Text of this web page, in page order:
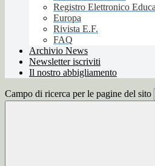
Registro Elettronico
Europa
Rivista E.F.
FAQ
Archivio News
Newsletter iscriviti
Il nostro abbigliamento
Campo di ricerca per le pagine del sito